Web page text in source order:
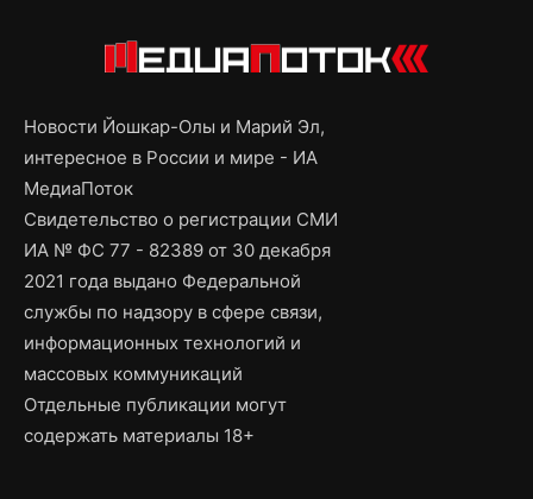
Новости Йошкар-Олы и Марий Эл,
интересное в России и мире - ИА
МедиаПоток
Свидетельство о регистрации СМИ
ИА № ФС 77 - 82389 от 30 декабря
2021 года выдано Федеральной
службы по надзору в сфере связи,
информационных технологий и
массовых коммуникаций
Отдельные публикации могут
содержать материалы 18+